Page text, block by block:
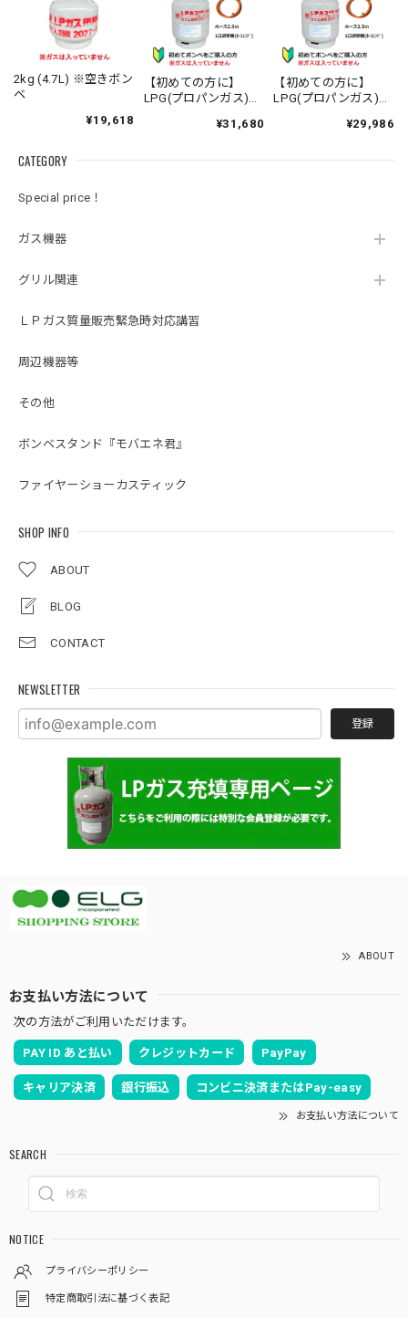
CATEGORY
Special price！
ガス機器
グリル関連
ＬＰガス質量販売緊急時対応講習
周辺機器等
その他
ボンベスタンド『モバエネ君』
ファイヤーショーカスティック
SHOP INFO
ABOUT
BLOG
CONTACT
NEWSLETTER
登録
2kg (4.7L) ※空きボン
ベ
¥19,618
【初めての方に】
LPG(プロパンガス)ボ
¥31,680
【初めての方に】
LPG(プロパンガス)ボ
¥29,986
ABOUT
お支払い方法について
次の方法がご利用いただけます。
PAY ID あと払い クレジットカード PayPay
キャリア決済 銀行振込 コンビニ決済またはPay-easy
お支払い方法について
SEARCH
NOTICE
プライバシーポリシー
特定商取引法に基づく表記